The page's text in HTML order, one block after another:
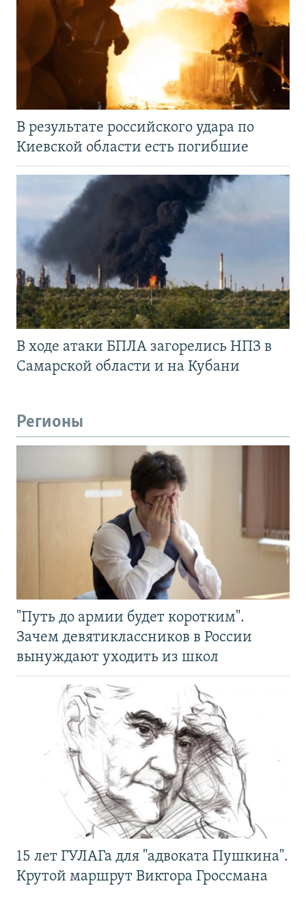
В результате российского удара по
Киевской области есть погибшие
В ходе атаки БПЛА загорелись НПЗ в
Самарской области и на Кубани
Регионы
"Путь до армии будет коротким".
Зачем девятиклассников в России
вынуждают уходить из школ
15 лет ГУЛАГа для "адвоката Пушкина".
Крутой маршрут Виктора Гроссмана